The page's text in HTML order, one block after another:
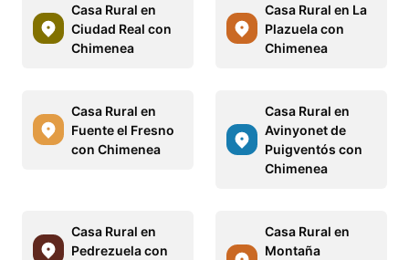
Casa Rural en
Ciudad Real con
Chimenea
Casa Rural en La
Plazuela con
Chimenea
Casa Rural en
Fuente el Fresno
con Chimenea
Casa Rural en
Avinyonet de
Puigventós con
Chimenea
Casa Rural en
Pedrezuela con
Casa Rural en
Montaña